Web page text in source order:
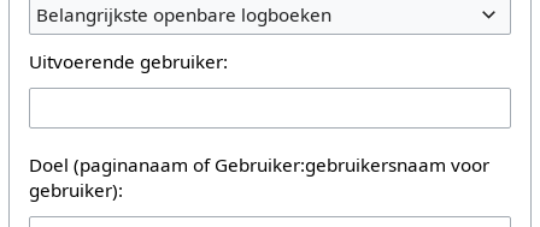
Belangrijkste openbare logboeken
Uitvoerende gebruiker:
Doel (paginanaam of Gebruiker:gebruikersnaam voor
gebruiker):